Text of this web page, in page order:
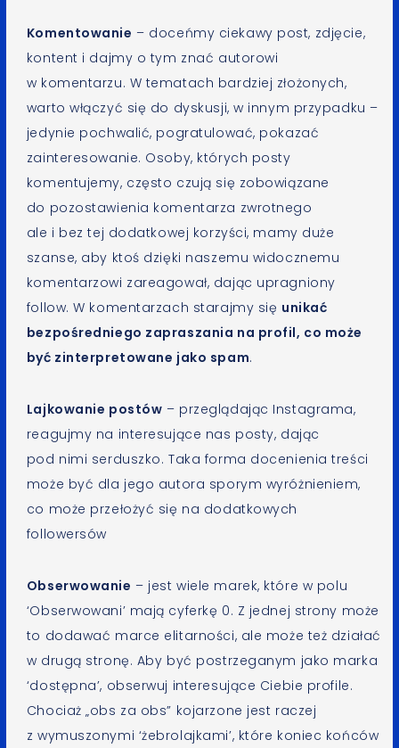
Komentowanie – doceńmy ciekawy post, zdjęcie,
kontent i dajmy o tym znać autorowi
w komentarzu. W tematach bardziej złożonych,
warto włączyć się do dyskusji, w innym przypadku –
jedynie pochwalić, pogratulować, pokazać
zainteresowanie. Osoby, których posty
komentujemy, często czują się zobowiązane
do pozostawienia komentarza zwrotnego
ale i bez tej dodatkowej korzyści, mamy duże
szanse, aby ktoś dzięki naszemu widocznemu
komentarzowi zareagował, dając upragniony
follow. W komentarzach starajmy się unikać
bezpośredniego zapraszania na profil, co może
być zinterpretowane jako spam.
Lajkowanie postów – przeglądając Instagrama,
reagujmy na interesujące nas posty, dając
pod nimi serduszko. Taka forma docenienia treści
może być dla jego autora sporym wyróżnieniem,
co może przełożyć się na dodatkowych
followersów
Obserwowanie – jest wiele marek, które w polu
‘Obserwowani’ mają cyferkę 0. Z jednej strony może
to dodawać marce elitarności, ale może też działać
w drugą stronę. Aby być postrzeganym jako marka
‘dostępna’, obserwuj interesujące Ciebie profile.
Chociaż „obs za obs” kojarzone jest raczej
z wymuszonymi ‘żebrolajkami’, które koniec końców